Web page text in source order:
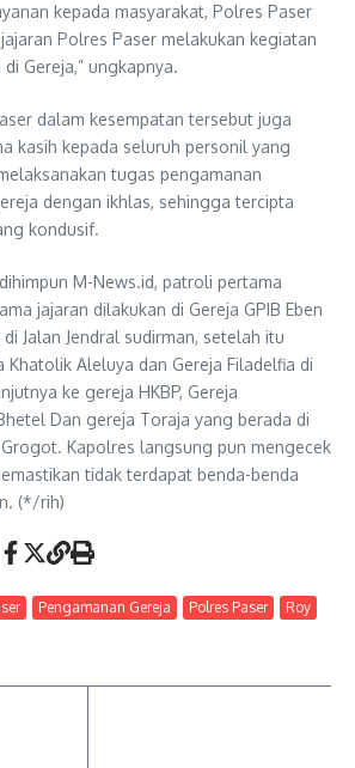
kepada masyarakat, Polres Paser
Polres Paser melakukan kegiatan
Gereja,” ungkapnya.
dalam kesempatan tersebut juga
kasih kepada seluruh personil yang
tugas pengamanan
dengan ikhlas, sehingga tercipta
kondusif.
M-News.id, patroli pertama
jajaran dilakukan di Gereja GPIB Eben
Jalan Jendral sudirman, setelah itu
Khatolik Aleluya dan Gereja Filadelfia di
ke gereja HKBP, Gereja
Dan gereja Toraja yang berada di
Kapolres langsung pun mengecek
tidak terdapat benda-benda
(*/rih)
Pengamanan Gereja Polres Paser Roy